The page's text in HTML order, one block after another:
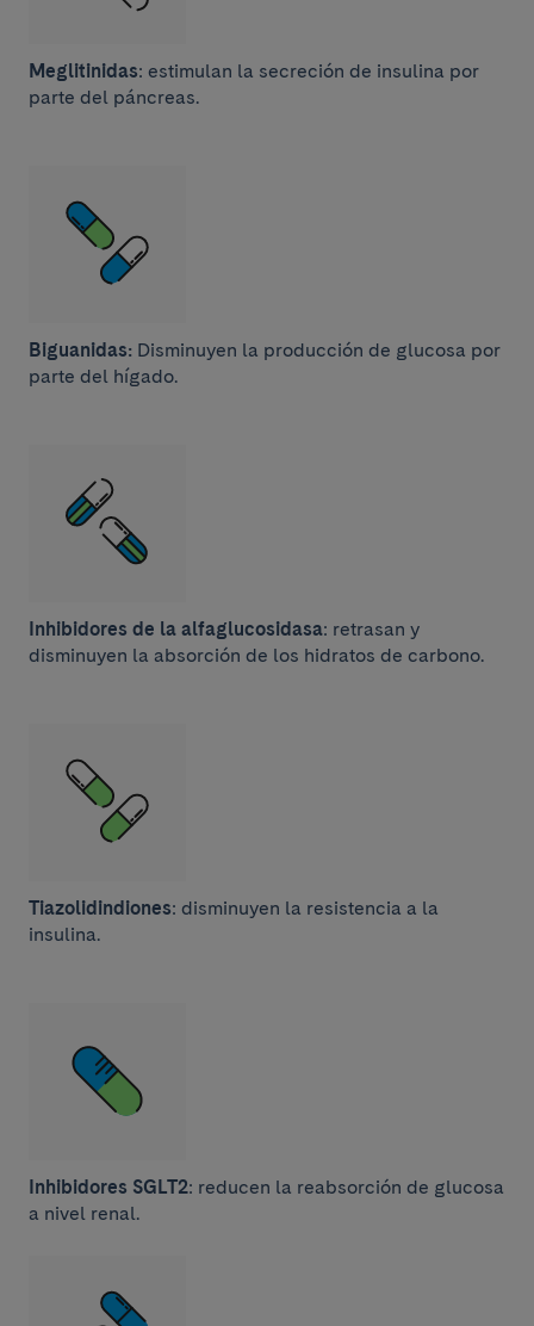
Meglitinidas: estimulan la secreción de insulina por
parte del páncreas.
Biguanidas: Disminuyen la producción de glucosa por
parte del hígado.
Inhibidores de la alfaglucosidasa: retrasan y
disminuyen la absorción de los hidratos de carbono.
Tiazolidindiones: disminuyen la resistencia a la
insulina.
Inhibidores SGLT2: reducen la reabsorción de glucosa
a nivel renal.